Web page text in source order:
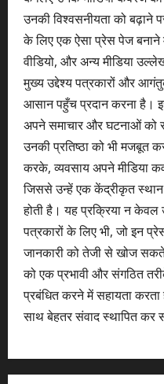
उनकी विश्वसनीयता को बढ़ाने
के लिए एक ऐसा प्रेस पेज
वीडियो, और अन्य मीडिया
मुख्य उद्देश्य पत्रकारों और
आसान पहुँच प्रदान करना है।
अपने समाचार और घटनाओं को
उनकी प्रतिष्ठा को भी मजबूत
करके, व्यवसाय अपने मीडिया
जिससे उन्हें एक केंद्रीकृत स्थान
होती है। यह प्रक्रिया न केवल
पत्रकारों के लिए भी, जो इन
जानकारी को तेजी से खोज
को एक प्रभावी और संगठित
प्रबंधित करने में सहायता
साथ बेहतर संवाद स्थापित कर